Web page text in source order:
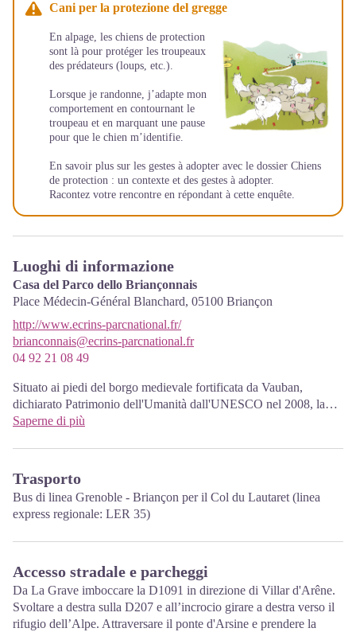
Cani per la protezione del gregge
En alpage, les chiens de protection
sont là pour protéger les troupeaux
des prédateurs (loups, etc.).
Lorsque je randonne, j’adapte mon
comportement en contournant le
troupeau et en marquant une pause
pour que le chien m’identifie.
En savoir plus sur les gestes à adopter avec le dossier Chiens
de protection : un contexte et des gestes à adopter.
Racontez votre rencontre en répondant à cette enquête.
Luoghi di informazione
Casa del Parco dello Briançonnais
Place Médecin-Général Blanchard, 05100 Briançon
http://www.ecrins-parcnational.fr/
brianconnais@ecrins-parcnational.fr
04 92 21 08 49
Situato ai piedi del borgo medievale fortificata da Vauban,
dichiarato Patrimonio dell'Umanità dall'UNESCO nel 2008, la
Maison du Parc Briançon è un luogo accogliente, e lo scambio di
Documentazione, mappe, guide turistiche, libri e prodotti del
Parco. Visite guidate per gruppi su prenotazione. Ingresso libero.
Saperne di più
Trasporto
Bus di linea Grenoble - Briançon per il Col du Lautaret (linea
express regionale: LER 35)
Accesso stradale e parcheggi
Da La Grave imboccare la D1091 in direzione di Villar d'Arêne.
Svoltare a destra sulla D207 e all’incrocio girare a destra verso il
rifugio dell’Alpe. Attraversare il ponte d'Arsine e prendere la